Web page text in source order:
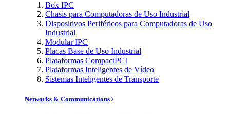
Box IPC
Chasis para Computadoras de Uso Industrial
Dispositivos Periféricos para Computadoras de Uso
Industrial
Modular IPC
Placas Base de Uso Industrial
Plataformas CompactPCI
Plataformas Inteligentes de Vídeo
Sistemas Inteligentes de Transporte
Networks & Communications